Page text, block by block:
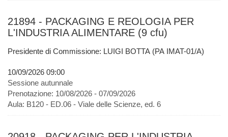
21894 - PACKAGING E REOLOGIA PER
L'INDUSTRIA ALIMENTARE (9 cfu)
Presidente di Commissione: LUIGI BOTTA (PA IMAT-01/A)
10/09/2026 09:00
Sessione autunnale
Prenotazione: 10/08/2026 - 07/09/2026
Aula: B120 - ED.06 - Viale delle Scienze, ed. 6